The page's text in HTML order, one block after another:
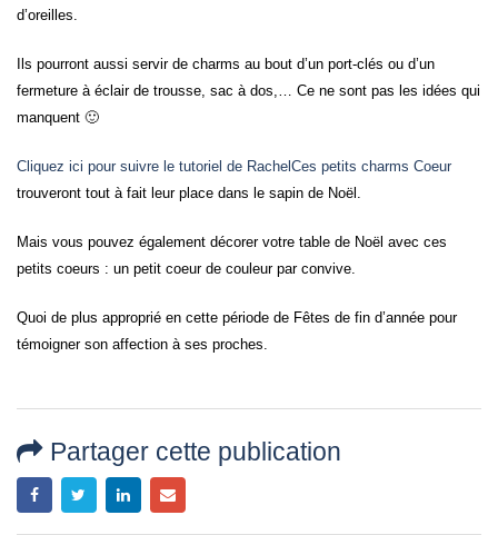
d’oreilles.
Ils pourront aussi servir de charms au bout d’un port-clés ou d’un
fermeture à éclair de trousse, sac à dos,… Ce ne sont pas les idées qui
manquent 🙂
Cliquez ici pour suivre le tutoriel de Rachel Ces petits charms Coeur
trouveront tout à fait leur place dans le sapin de Noël.
Mais vous pouvez également décorer votre table de Noël avec ces
petits coeurs : un petit coeur de couleur par convive.
Quoi de plus approprié en cette période de Fêtes de fin d’année pour
témoigner son affection à ses proches.
Partager cette publication